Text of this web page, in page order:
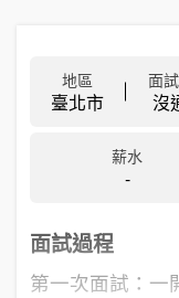
地區
臺北市
面
沒
薪水
-
面試過程
第一次面試：一